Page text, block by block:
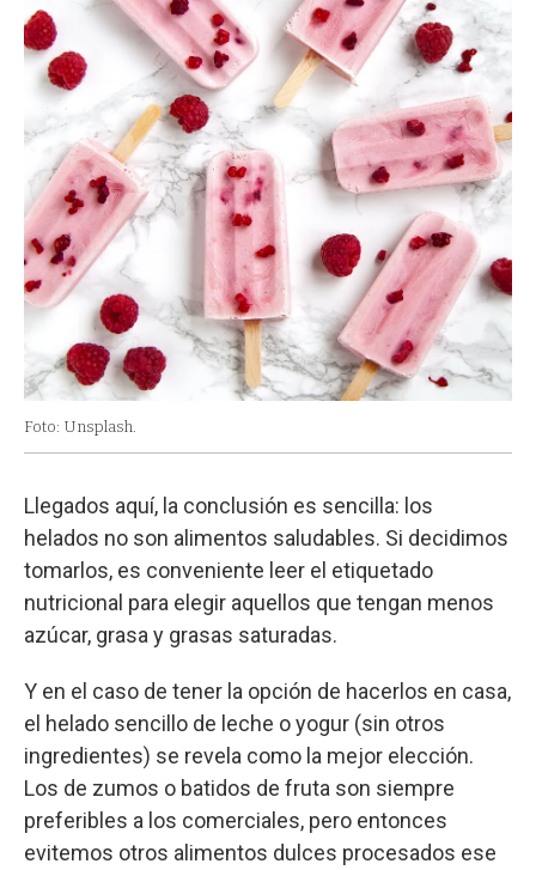
Foto: Unsplash.
Llegados aquí, la conclusión es sencilla: los
helados no son alimentos saludables. Si decidimos
tomarlos, es conveniente leer el etiquetado
nutricional para elegir aquellos que tengan menos
azúcar, grasa y grasas saturadas.
Y en el caso de tener la opción de hacerlos en casa,
el helado sencillo de leche o yogur (sin otros
ingredientes) se revela como la mejor elección.
Los de zumos o batidos de fruta son siempre
preferibles a los comerciales, pero entonces
evitemos otros alimentos dulces procesados ese